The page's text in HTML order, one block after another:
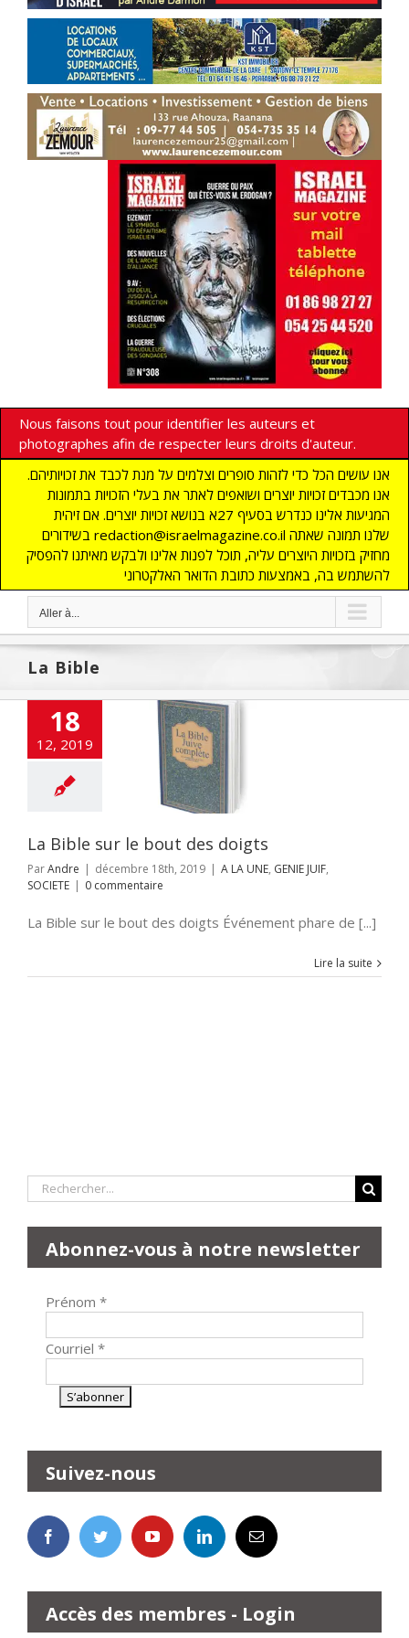
Nous faisons tout pour identifier les auteurs et
photographes afin de respecter leurs droits d'auteur.
אנו עושים הכל כדי לזהות סופרים וצלמים על מנת לכבד את זכויותיהם.
אנו מכבדים זכויות יוצרים ושואפים לאתר את בעלי הזכויות בתמונות
המגיעות אלינו כנדרש בסעיף 27א בנושא זכויות יוצרים. אם זיהית
בשידורים redaction@israelmagazine.co.il שלנו תמונה שאתה
מחזיק בזכויות היוצרים עליה, תוכל לפנות אלינו ולבקש מאיתנו להפסיק
להשתמש בה, באמצעות כתובת הדואר האלקטרוני
Aller à...
La Bible
18
12, 2019
sur le bout des
GENIE JUIF
La Bible sur le bout des doigts
ParAndre | décembre 18th, 2019 | A LA UNE, GENIE JUIF,
SOCIETE | 0 commentaire
La Bible sur le bout des doigts Événement phare de [...]
Lire la suite
Rechercher:
Abonnez-vous à notre newsletter
Prénom *
Courriel *
Suivez-nous
Accès des membres - Login